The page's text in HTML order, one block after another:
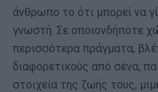
άνθρωπο το ότι μπορεί να
γνωστή. Σε οποιονδήποτε
περισσότερα πράγματα,
διαφορετικούς από σένα,
στοιχεία της ζωής τους,